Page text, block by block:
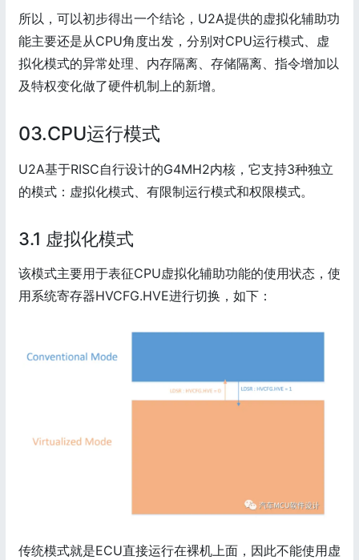
所以，可以初步得出一个结论，U2A提供的虚拟化辅助功
能主要还是从CPU角度出发，分别对CPU运行模式、虚
拟化模式的异常处理、内存隔离、存储隔离、指令增加以
及特权变化做了硬件机制上的新增。
03.CPU运行模式
U2A基于RISC自行设计的G4MH2内核，它支持3种独立
的模式：虚拟化模式、有限制运行模式和权限模式。
3.1 虚拟化模式
该模式主要用于表征CPU虚拟化辅助功能的使用状态，使
用系统寄存器HVCFG.HVE进行切换，如下：
传统模式就是ECU直接运行在裸机上面，因此不能使用虚